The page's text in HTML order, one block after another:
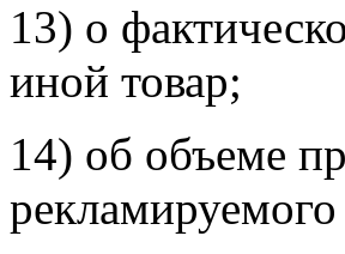
13) о
иной товар;
14) об объеме